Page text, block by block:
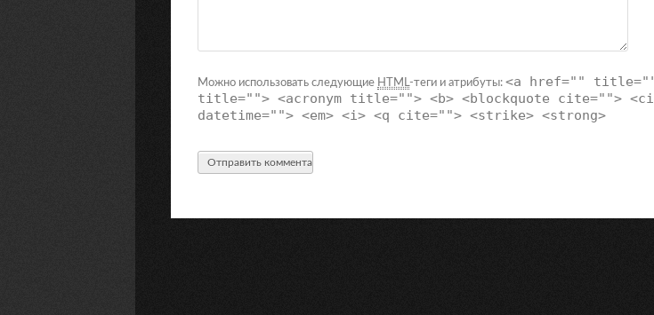
Можно использовать следующие HTML-теги и атрибуты: <a href=""
title=""> <acronym title=""> <b> <blockquote cite="">
datetime=""> <em> <i> <q cite=""> <strike> <strong>